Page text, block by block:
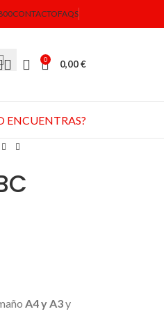
CONTACTOFAQS
0 0,00€
ENCUENTRAS?
A4 y A3y